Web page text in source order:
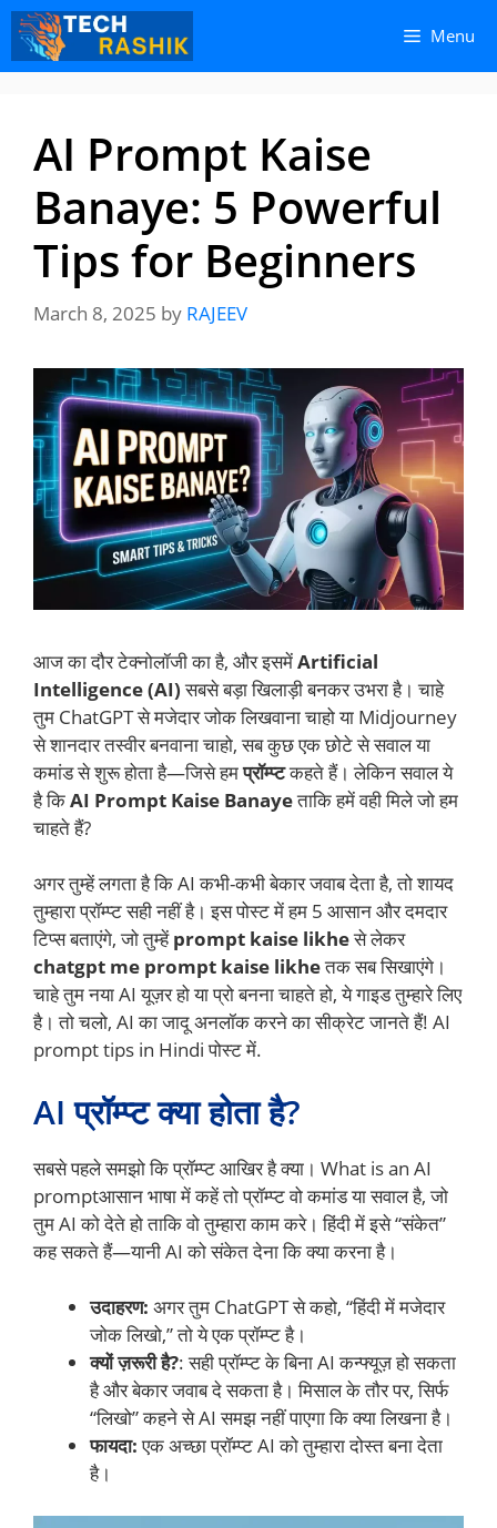
Skip
content
Skip
content
Menu
AI Prompt Kaise
Banaye: 5 Powerful
Tips for Beginners
March 8, 2025 by RAJEEV
आज का दौर टेक्नोलॉजी का है, और इसमेंArtificial
Intelligence (AI)सबसे बड़ा खिलाड़ी बनकर उभरा है। चाहे
तुम ChatGPT से मजेदार जोक लिखवाना चाहो या Midjourney
से शानदार तस्वीर बनवाना चाहो, सब कुछ एक छोटे से सवाल या
कमांड से शुरू होता है—जिसे हमप्रॉम्प्टकहते हैं। लेकिन सवाल ये
है किAI Prompt Kaise Banayeताकि हमें वही मिले जो हम
चाहते हैं?
अगर तुम्हें लगता है कि AI कभी-कभी बेकार जवाब देता है, तो शायद
तुम्हारा प्रॉम्प्ट सही नहीं है। इस पोस्ट में हम 5 आसान और दमदार
टिप्स बताएंगे, जो तुम्हेंprompt kaise likheसे लेकर
chatgpt me prompt kaise likheतक सब सिखाएंगे।
चाहे तुम नया AI यूज़र हो या प्रो बनना चाहते हो, ये गाइड तुम्हारे लिए
है। तो चलो, AI का जादू अनलॉक करने का सीक्रेट जानते हैं! AI
prompt tips in Hindi पोस्ट में.
AI प्रॉम्प्ट क्या होता है?
सबसे पहले समझो कि प्रॉम्प्ट आखिर है क्या। What is an AI
promptआसान भाषा में कहें तो प्रॉम्प्ट वो कमांड या सवाल है, जो
तुम AI को देते हो ताकि वो तुम्हारा काम करे। हिंदी में इसे “संकेत”
कह सकते हैं—यानी AI को संकेत देना कि क्या करना है।
उदाहरण: अगर तुम ChatGPT से कहो, “हिंदी में मजेदार
जोक लिखो,” तो ये एक प्रॉम्प्ट है।
क्यों ज़रूरी है?: सही प्रॉम्प्ट के बिना AI कन्फ्यूज़ हो सकता
है और बेकार जवाब दे सकता है। मिसाल के तौर पर, सिर्फ
“लिखो” कहने से AI समझ नहीं पाएगा कि क्या लिखना है।
फायदा:एक अच्छा प्रॉम्प्ट AI को तुम्हारा दोस्त बना देता
है।